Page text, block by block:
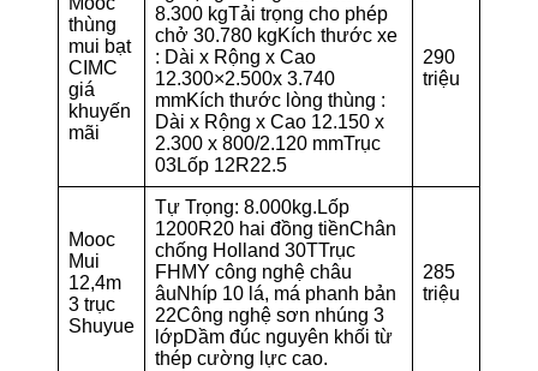
thùng
mui bạt
CIMC
giá
khuyến
mãi
8.300 kgTải trọng cho phép
chở 30.780 kgKích thước xe
: Dài x Rộng x Cao
12.300×2.500x 3.740
mmKích thước lòng thùng :
Dài x Rộng x Cao 12.150 x
2.300 x 800/2.120 mmTrục
03Lốp 12R22.5
290
triệu
Mooc
Mui
12,4m
3 trục
Shuyue
Tự Trọng: 8.000kg.Lốp
1200R20 hai đồng tiềnChân
chống Holland 30TTrục
FHMY công nghệ châu
âuNhíp 10 lá, má phanh bản
22Công nghệ sơn nhúng 3
lớpDầm đúc nguyên khối từ
thép cường lực cao.
285
triệu